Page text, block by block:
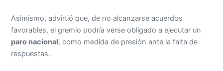
Asimismo, advirtió que, de no alcanzarse acuerdos
favorables, el gremio podría verse obligado a ejecutar un
paro nacional, como medida de presión ante la falta de
respuestas.